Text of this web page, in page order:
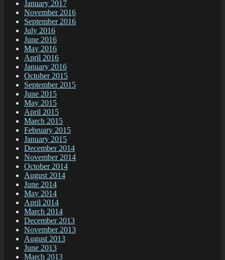
January 2017
November 2016
September 2016
July 2016
June 2016
May 2016
April 2016
January 2016
October 2015
September 2015
June 2015
May 2015
April 2015
March 2015
February 2015
January 2015
December 2014
November 2014
October 2014
August 2014
June 2014
May 2014
April 2014
March 2014
December 2013
November 2013
August 2013
June 2013
March 2013